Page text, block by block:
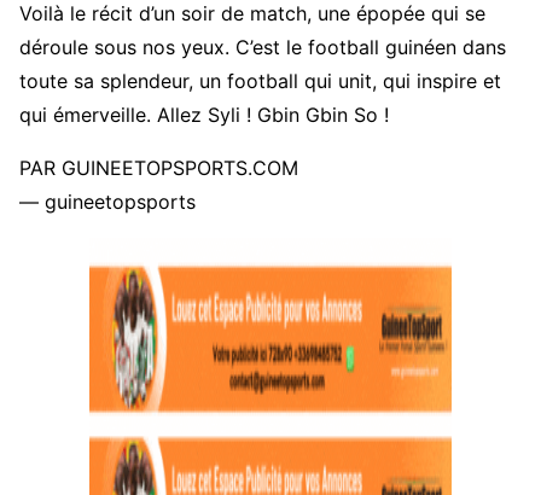
Voilà le récit d’un soir de match, une épopée qui se
déroule sous nos yeux. C’est le football guinéen dans
toute sa splendeur, un football qui unit, qui inspire et
qui émerveille. Allez Syli ! Gbin Gbin So !
PAR GUINEETOPSPORTS.COM
— guineetopsports